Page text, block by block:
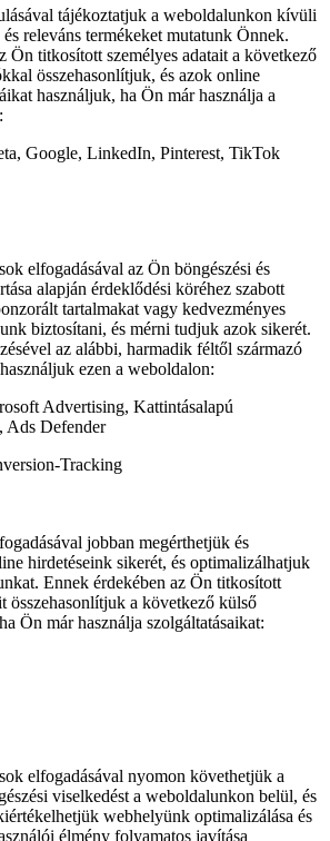
tájékoztatjuk a weboldalunkon kívüli
releváns termékeket mutatunk Önnek.
Ön titkosított személyes adatait a következő
összehasonlítjuk, és azok online
használjuk, ha Ön már használja a
Google, LinkedIn, Pinterest, TikTok
elfogadásával az Ön böngészési és
alapján érdeklődési köréhez szabott
tartalmakat vagy kedvezményes
biztosítani, és mérni tudjuk azok sikerét.
az alábbi, harmadik féltől származó
ezen a weboldalon:
Advertising, Kattintásalapú
Ads Defender
Tracking
jobban megérthetjük és
hirdetéseink sikerét, és optimalizálhatjuk
Ennek érdekében az Ön titkosított
összehasonlítjuk a következő külső
Ön már használja szolgáltatásaikat:
elfogadásával nyomon követhetjük a
viselkedést a weboldalunkon belül, és
webhelyünk optimalizálása és
élmény folyamatos javítása